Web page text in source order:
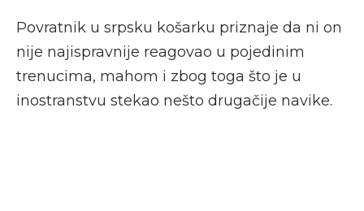
Povratnik u srpsku košarku priznaje da ni on
nije najispravnije reagovao u pojedinim
trenucima, mahom i zbog toga što je u
inostranstvu stekao nešto drugačije navike.